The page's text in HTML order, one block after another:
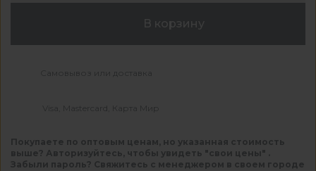
В корзину
Самовывоз или доставка
Visa, Mastercard, Карта Мир
Покупаете по оптовым ценам, но указанная стоимость
выше? Авторизуйтесь, чтобы увидеть "свои цены" .
Забыли пароль? Свяжитесь с менеджером в своем городе